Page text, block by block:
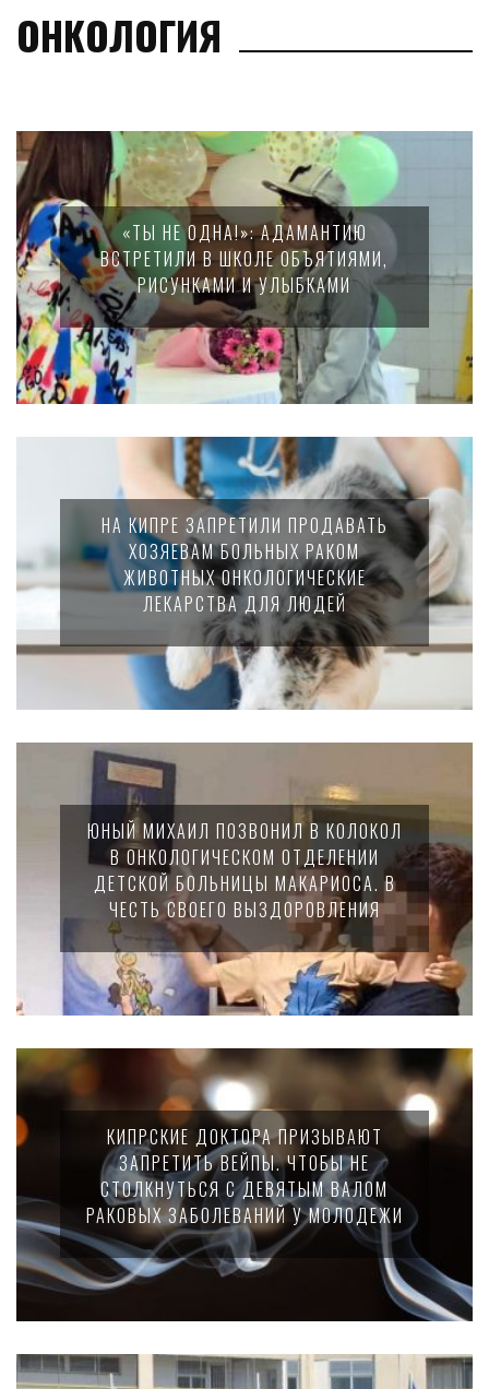
ОНКОЛОГИЯ
«ТЫ НЕ ОДНА!»: АДАМАНТИЮ
ВСТРЕТИЛИ В ШКОЛЕ ОБЪЯТИЯМИ,
РИСУНКАМИ И УЛЫБКАМИ
НА КИПРЕ ЗАПРЕТИЛИ ПРОДАВАТЬ
ХОЗЯЕВАМ БОЛЬНЫХ РАКОМ
ЖИВОТНЫХ ОНКОЛОГИЧЕСКИЕ
ЛЕКАРСТВА ДЛЯ ЛЮДЕЙ
ЮНЫЙ МИХАИЛ ПОЗВОНИЛ В КОЛОКОЛ
В ОНКОЛОГИЧЕСКОМ ОТДЕЛЕНИИ
ДЕТСКОЙ БОЛЬНИЦЫ МАКАРИОСА. В
ЧЕСТЬ СВОЕГО ВЫЗДОРОВЛЕНИЯ
КИПРСКИЕ ДОКТОРА ПРИЗЫВАЮТ
ЗАПРЕТИТЬ ВЕЙПЫ. ЧТОБЫ НЕ
СТОЛКНУТЬСЯ С ДЕВЯТЫМ ВАЛОМ
РАКОВЫХ ЗАБОЛЕВАНИЙ У МОЛОДЕЖИ